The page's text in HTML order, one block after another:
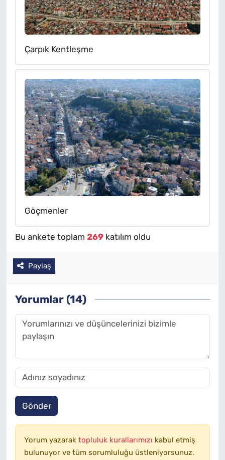
Çarpık Kentleşme
Göçmenler
Bu ankete toplam 269katılım oldu
Paylaş
Yorumlar (14)
Gönder
Yorum yazarak topluluk kurallarımızı kabul etmiş
bulunuyor ve tüm sorumluluğu üstleniyorsunuz.